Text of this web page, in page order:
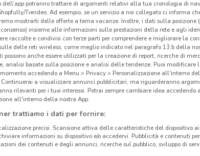
nella tua zona. Riprova più tardi.
PORDENONE
SACILE
I-
Il
di
potranno trattare di argomenti relativi alla tua cronologia di
Tiendeo. Ad esempio, se un servizio a noi collegato ci informa
mostrarti delle offerte a tema vacanze. Inoltre, i dati sulla posizione
insieme alle informazioni sulle prestazioni della rete e agli
raccolte e condivisi con terze parti per comprendere e migliorare la
delle reti wireless, come meglio indicato nel paragrafo 13.b della
possono anche essere utilizzati per la creazione di report, ricerche di
analisi basate sulla posizione e analisi delle tendenze. Puoi modificare
accedendo a Menu > Privacy > Personalizzazione all'interno
Continuerai a visualizzare annunci pubblicitari, ma riguarderanno
rilevanti per i tuoi interessi. Potrai sempre cambiare idea accedendo
all'interno della nostra App.
trattiamo i dati per fornire:
precisi. Scansione attiva delle caratteristiche del dispositivo
informazioni su dispositivo e/o accedervi. Pubblicità e contenuti
dei contenuti e degli annunci, ricerche sul pubblico, sviluppo di